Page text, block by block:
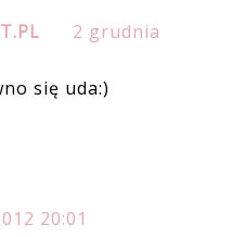
2 grudnia
się uda:)
20:01